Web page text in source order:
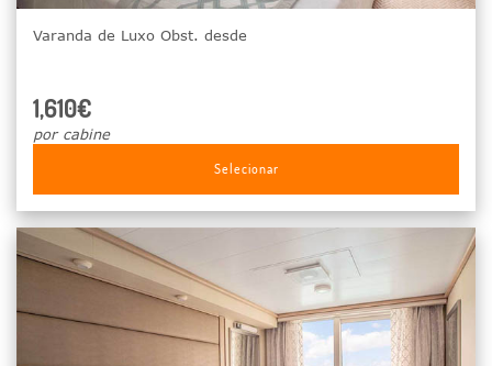
Varanda de Luxo Obst. desde
1,610€
por cabine
Selecionar